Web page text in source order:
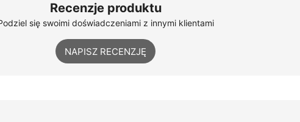
Recenzje produktu
się swoimi doświadczeniami z innymi klientami
NAPISZ RECENZJĘ